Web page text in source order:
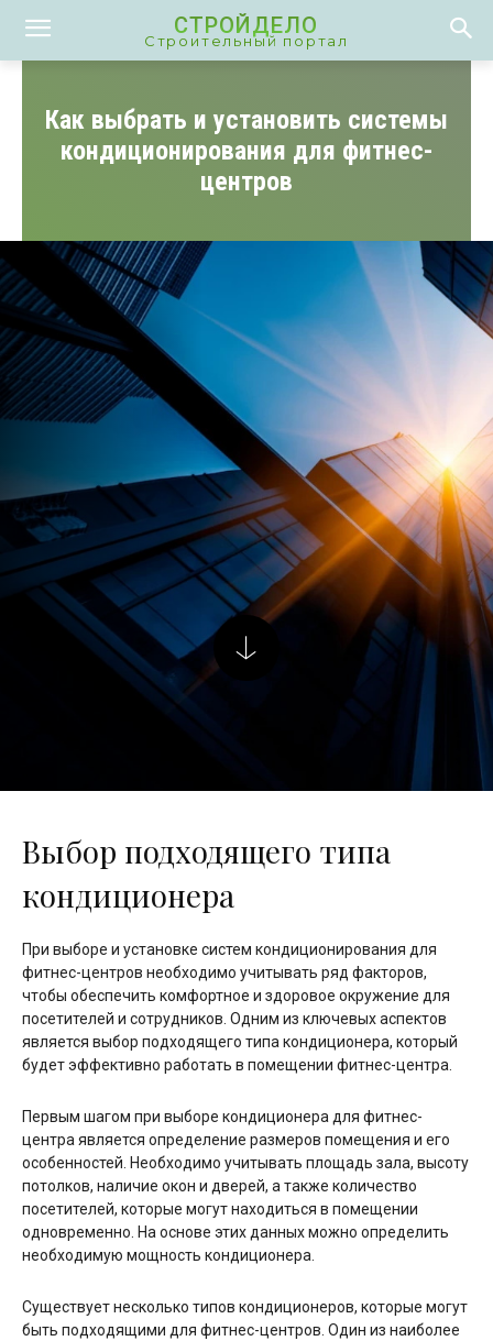
СТРОЙДЕЛО
Строительный портал
Как выбрать и установить системы
кондиционирования для фитнес-
центров
Выбор подходящего типа
кондиционера
При выборе и установке систем кондиционирования для
фитнес-центров необходимо учитывать ряд факторов,
чтобы обеспечить комфортное и здоровое окружение для
посетителей и сотрудников. Одним из ключевых аспектов
является выбор подходящего типа кондиционера, который
будет эффективно работать в помещении фитнес-центра.
Первым шагом при выборе кондиционера для фитнес-
центра является определение размеров помещения и его
особенностей. Необходимо учитывать площадь зала, высоту
потолков, наличие окон и дверей, а также количество
посетителей, которые могут находиться в помещении
одновременно. На основе этих данных можно определить
необходимую мощность кондиционера.
Существует несколько типов кондиционеров, которые могут
быть подходящими для фитнес-центров. Один из наиболее